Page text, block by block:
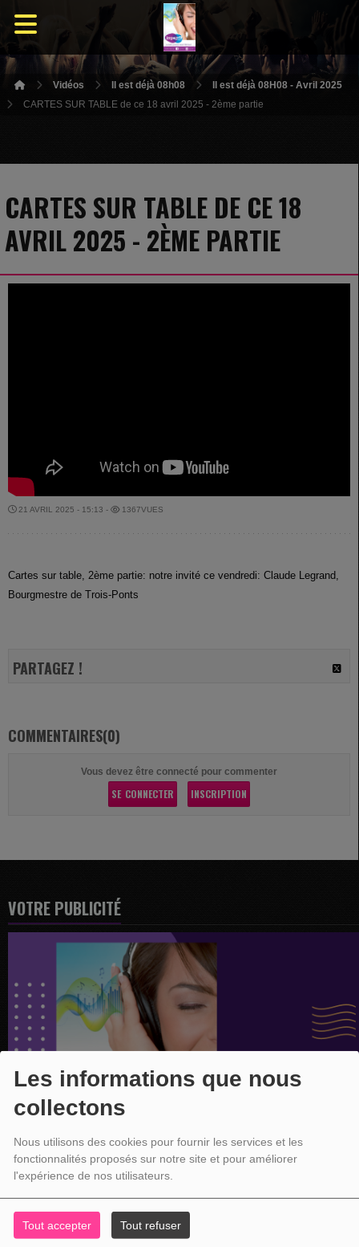
Les informations que nous
collectons
Nous utilisons des cookies pour fournir les services et les
fonctionnalités proposés sur notre site et pour améliorer
l'expérience de nos utilisateurs.
Tout accepter Tout refuser
Vidéos Il est déjà 08h08
Il est déjà 08H08 - Avril 2025
CARTES SUR TABLE de ce 18 avril 2025 - 2ème partie
CARTES SUR TABLE DE CE 18
AVRIL 2025 - 2ÈME PARTIE
21 AVRIL 2025 - 15:13 - 1367VUES
Cartes sur table, 2ème partie: notre invité ce vendredi: Claude Legrand,
Bourgmestre de Trois-Ponts
PARTAGEZ !
COMMENTAIRES(0)
Vous devez être connecté pour commenter
SE CONNECTER INSCRIPTION
VOTRE PUBLICITÉ